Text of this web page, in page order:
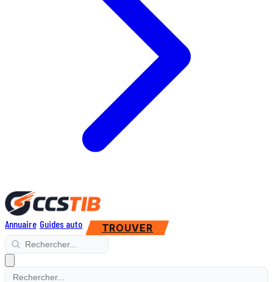
Annuaire Guides auto TROUVER